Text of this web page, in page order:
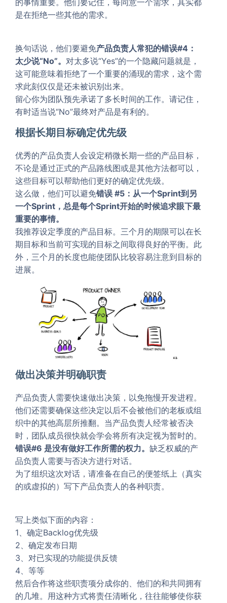
是在拒绝一些其他的需求。
换句话说，他们要避免产品负责人常犯的错误#4：
太少说“No”。 对太多说“Yes”的一个隐藏问题就是，
这可能意味着拒绝了一个重要的涌现的需求，这个需
求此刻仅仅是还未被识别出来。
留心你为团队预先承诺了多长时间的工作。请记住，
有时适当说“No”最终对产品是有利的。
根据长期目标确定优先级
优秀的产品负责人会设定稍微长期一些的产品目标，
不论是通过正式的产品路线图或是其他方法都可以，
这些目标可以帮助他们更好的确定优先级。
这么做，他们可以避免错误 #5：从一个Sprint到另
一个Sprint，总是每个Sprint开始的时候追求眼下最
重要的事情。
我推荐设定季度的产品目标。三个月的期限可以在长
期目标和当前可实现的目标之间取得良好的平衡。此
外，三个月的长度也能使团队比较容易注意到目标的
进展。
做出决策并明确职责
产品负责人需要快速做出决策，以免拖慢开发进程。
他们还需要确保这些决定以后不会被他们的老板或组
织中的其他高层所推翻。当产品负责人经常被否决
时，团队成员很快就会学会将所有决定视为暂时的。
错误#6 是没有做好工作所需的权力。 缺乏权威的产
品负责人需要与否决方进行对话。
为了组织这次对话，请准备在自己的便签纸上（真实
的或虚拟的）写下产品负责人的各种职责。
写上类似下面的内容：
1、确定Backlog优先级
2、确定发布日期
3、对已实现的功能提供反馈
4、等等
然后合作将这些职责项分成你的、他们的和共同拥有
的几堆。用这种方式将责任清晰化，往往能够使你获